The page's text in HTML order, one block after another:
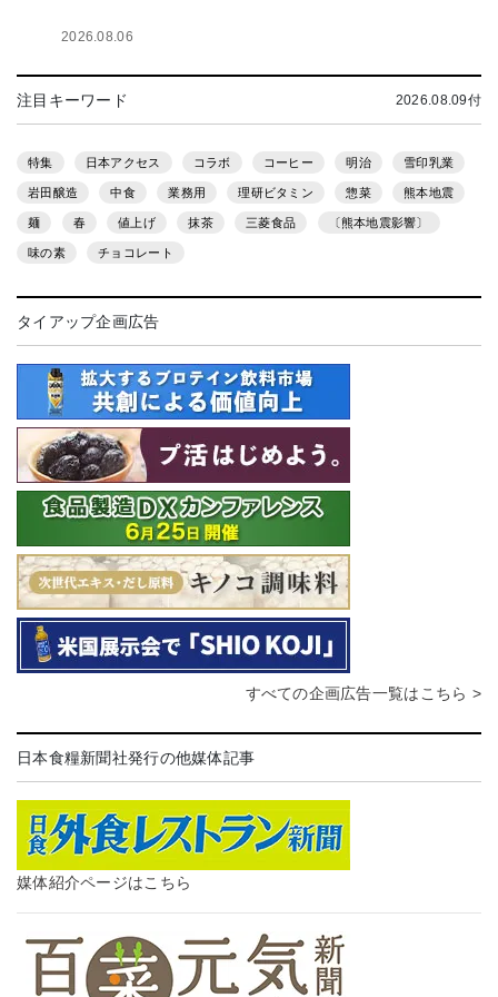
2026.08.06
注目キーワード 2026.08.09付
特集 日本アクセス コラボ コーヒー 明治 雪印乳業
岩田醸造 中食 業務用 理研ビタミン 惣菜 熊本地震
麺 春 値上げ 抹茶 三菱食品 〔熊本地震影響〕
味の素 チョコレート
タイアップ企画広告
すべての企画広告一覧はこちら >
日本食糧新聞社発行の他媒体記事
媒体紹介ページはこちら